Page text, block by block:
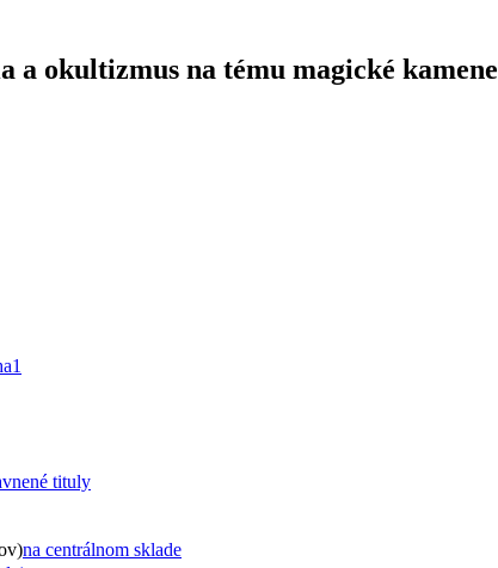
a okultizmus na tému magické kamene
1
tituly
na centrálnom sklade